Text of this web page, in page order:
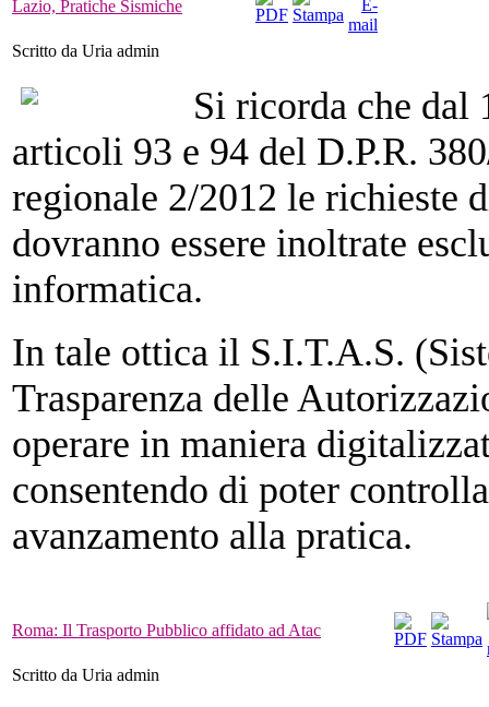
Lazio, Pratiche Sismiche
Scritto da Uria admin
Si ricorda che dal
articoli 93 e 94 del D.P.R.
regionale 2/2012 le richieste
dovranno essere inoltrate
informatica.
In tale ottica il S.I.T.A.S.
Trasparenza delle
operare in maniera
consentendo di poter
avanzamento alla pratica.
Roma: Il Trasporto Pubblico affidato ad Atac
Scritto da Uria admin